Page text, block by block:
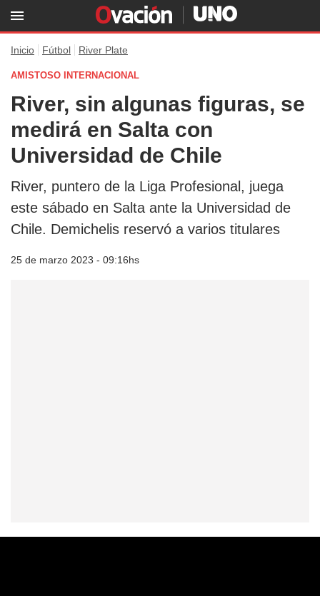
Inicio Fútbol River Plate
AMISTOSO INTERNACIONAL
River, sin algunas figuras, se
medirá en Salta con
Universidad de Chile
River, puntero de la Liga Profesional, juega
este sábado en Salta ante la Universidad de
Chile. Demichelis reservó a varios titulares
25 de marzo 2023 - 09:16hs